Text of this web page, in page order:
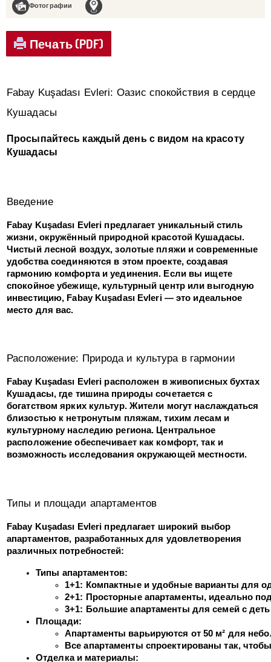
Фотографии
Печать (PDF)
Fabay Kuşadası Evleri: Оазис спокойствия в сердце
Кушадасы
Просыпайтесь каждый день с видом на красоту
Кушадасы
Введение
Fabay Kuşadası Evleri предлагает уникальный стиль
жизни, окружённый природной красотой Кушадасы.
Чистый лесной воздух, золотые пляжи и современные
удобства соединяются в этом проекте, создавая
гармонию комфорта и уединения. Если вы ищете
спокойное убежище, культурный центр или выгодную
инвестицию, Fabay Kuşadası Evleri — это идеальное
место для вас.
Расположение: Природа и культура в гармонии
Fabay Kuşadası Evleri расположен в живописных бухтах
Кушадасы, где тишина природы сочетается с
богатством ярких культур. Жители могут наслаждаться
близостью к нетронутым пляжам, тихим лесам и
культурному наследию региона. Центральное
расположение обеспечивает как комфорт, так и
возможность исследования окружающей местности.
Типы и площади апартаментов
Fabay Kuşadası Evleri предлагает широкий выбор
апартаментов, разработанных для удовлетворения
различных потребностей:
Типы апартаментов:
1+1: Компактные и удобные варианты для
2+1: Просторные апартаменты, идеально
3+1: Большие апартаменты для семей с
Площади:
Апартаменты варьируются от 50 м² для
Все апартаменты спроектированы так,
Отделка и материалы: